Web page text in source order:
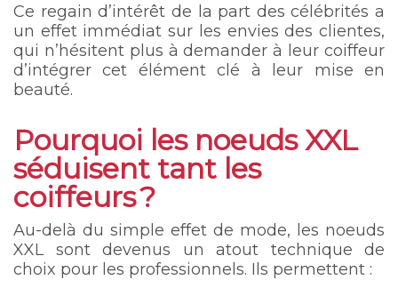
Ce regain d’intérêt de la part des célébrités a
un effet immédiat sur les envies des clientes,
qui n’hésitent plus à demander à leur coiffeur
d’intégrer cet élément clé à leur mise en
beauté.
Pourquoi les noeuds XXL
séduisent tant les
coiffeurs ?
Au-delà du simple effet de mode, les noeuds
XXL sont devenus un atout technique de
choix pour les professionnels. Ils permettent :